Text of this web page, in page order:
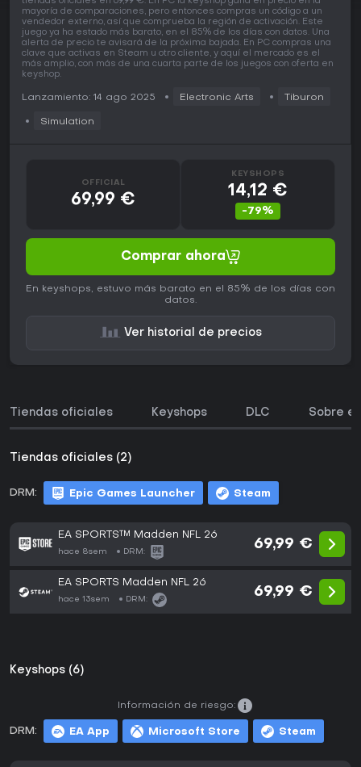
mayoría de comparaciones, pero entonces compras un código a un
vendedor externo, así que comprueba la región de activación. Este
juego ya ha estado más barato, en el 85% de los días con datos. Una
alerta de precio te avisará de la próxima bajada. En PC compras una
clave que activas en Steam u otro cliente, y aquí el mercado es el
más amplio, con más de una cuarta parte de los juegos con oferta en
keyshop.
Lanzamiento: 14 ago 2025 Electronic Arts Tiburon
Simulation
OFFICIAL
69,99 €
KEYSHOPS
14,12 €
-79%
Comprar ahora
En keyshops, estuvo más barato en el 85% de los días con
datos.
Ver historial de precios
Tiendas oficiales Keyshops DLC Sobre
Tiendas oficiales (2)
DRM: Epic Games Launcher Steam
EA SPORTS™ Madden NFL 26
hace 8sem DRM:
69,99 €
EA SPORTS Madden NFL 26
hace 13sem DRM:
69,99 €
Keyshops (6)
DRM: EA App Microsoft Store Steam
Información de riesgo: